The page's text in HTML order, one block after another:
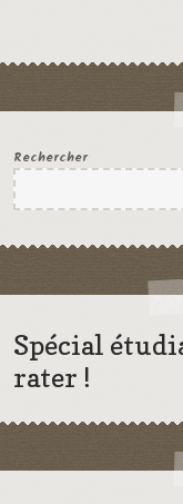
Rechercher
Spécial
rater !